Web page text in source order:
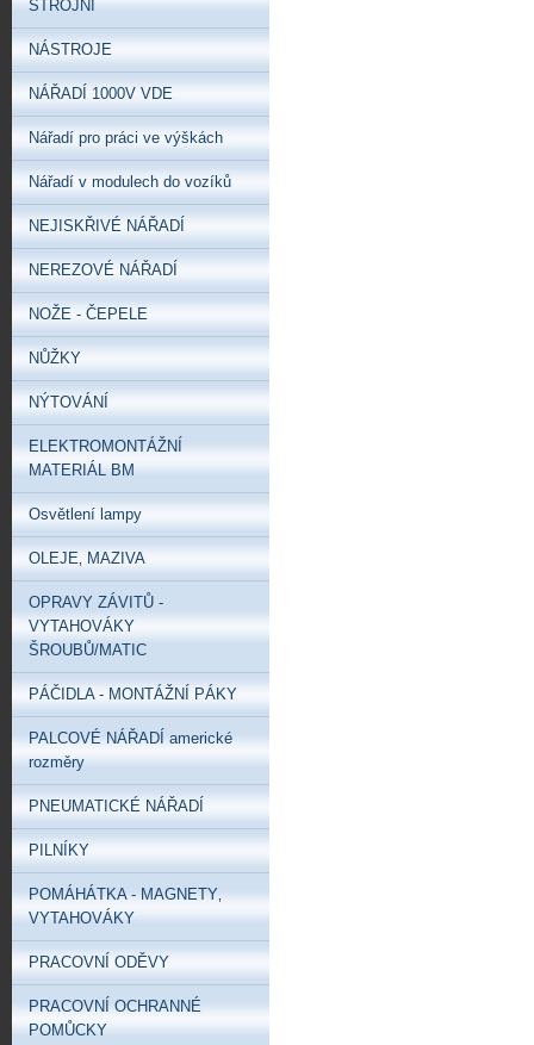
STROJNÍ
NÁSTROJE
NÁŘADÍ 1000V VDE
Nářadí pro práci ve výškách
Nářadí v modulech do vozíků
NEJISKŘIVÉ NÁŘADÍ
NEREZOVÉ NÁŘADÍ
NOŽE - ČEPELE
NŮŽKY
NÝTOVÁNÍ
ELEKTROMONTÁŽNÍ
MATERIÁL BM
Osvětlení lampy
OLEJE‚ MAZIVA
OPRAVY ZÁVITŮ -
VYTAHOVÁKY
ŠROUBŮ/MATIC
PÁČIDLA - MONTÁŽNÍ PÁKY
PALCOVÉ NÁŘADÍ americké
rozměry
PNEUMATICKÉ NÁŘADÍ
PILNÍKY
POMÁHÁTKA - MAGNETY‚
VYTAHOVÁKY
PRACOVNÍ ODĚVY
PRACOVNÍ OCHRANNÉ
POMŮCKY